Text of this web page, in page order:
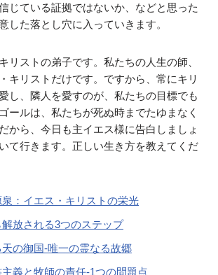
じている証拠ではないか、などと思った
した落とし穴に入っていきます。
リストの弟子です。私たちの人生の師、
キリストだけです。ですから、常にキリ
し、隣人を愛すのが、私たちの目標でも
ールは、私たちが死ぬ時までたゆまなく
から、今日も主イエス様に告白しましょ
て行きます。正しい生き方を教えてくだ
：イエス・キリストの栄光
放される3つのステップ
の御国-唯一の霊なる故郷
義と牧師の責任-1つの問題点